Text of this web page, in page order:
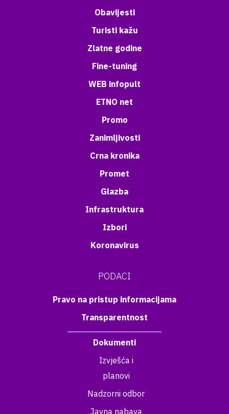
Obavijesti
Turisti kažu
Zlatne godine
Fine-tuning
WEB infopult
ETNO net
Promo
Zanimljivosti
Crna kronika
Promet
Glazba
Infrastruktura
Izbori
Koronavirus
PODACI
Pravo na pristup informacijama
Transparentnost
Dokumenti
Izvješća i
planovi
Nadzorni odbor
Javna nabava